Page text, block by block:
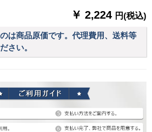
￥ 2,224 円(税込)
は商品原価です。代理費用、送料等
さい。